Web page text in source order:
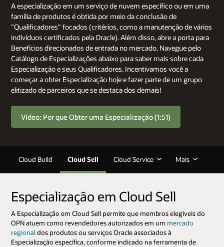
A especialização em um serviço de nuvem específico ou em uma
família de produtos é obtida por meio da conclusão de
"Qualificadores" focados (critérios, como a manutenção de vários
indivíduos certificados pela Oracle). Além disso, abre a porta para
Benefícios direcionados de entrada no mercado. Navegue pelo
Catálogo de Especializações abaixo para saber mais sobre cada
Especialização e seus Qualificadores. Incentivamos você a
começar a obter Especialização hoje e fazer parte de um grupo
elitizado de parceiros que se destaca dos demais!
Vídeo: Por que Obter uma Especialização (1:51)
Cloud Build Cloud Sell Cloud Service Mais
Especialização em Cloud Sell
A Especialização em Cloud Sell permite que membros elegíveis do
OPN atuem como revendedores autorizados em um mercado
regionaldos produtos ou serviços Oracle associados à
Especialização específica, conforme indicado na ferramenta de